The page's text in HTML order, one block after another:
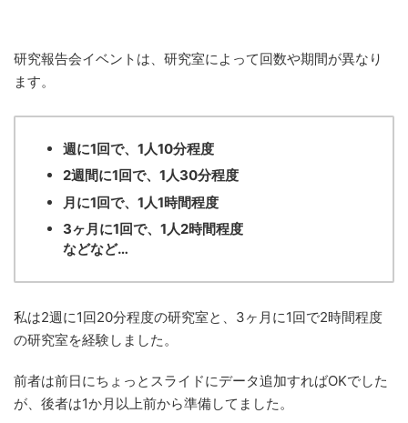
研究報告会イベントは、研究室によって回数や期間が異なり
ます。
週に1回で、1人10分程度
2週間に1回で、1人30分程度
月に1回で、1人1時間程度
3ヶ月に1回で、1人2時間程度
などなど…
私は2週に1回20分程度の研究室と、3ヶ月に1回で2時間程度
の研究室を経験しました。
前者は前日にちょっとスライドにデータ追加すればOKでした
が、後者は1か月以上前から準備してました。